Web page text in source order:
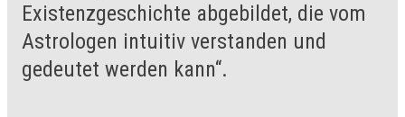
Existenzgeschichte abgebildet, die vom
Astrologen intuitiv verstanden und
gedeutet werden kann“.